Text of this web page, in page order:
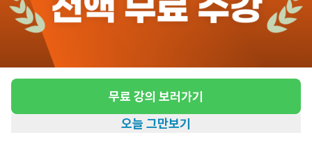
무료 강의 보러가기
오늘 그만보기